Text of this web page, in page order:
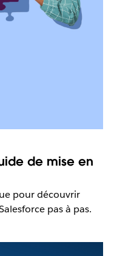
de mise en
pour découvrir
pas à pas.